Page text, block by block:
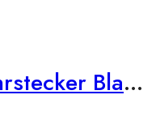
585er Weißgold Ohrstecker Blautopas Zargenfassung 1,86ct.